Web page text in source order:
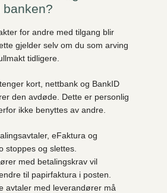
for andre med tilgang blir
gjelder selv om du som arving
tidligere.
kort, nettbank og BankID
den avdøde. Dette er personlig
ikke benyttes av andre.
eFaktura og
stoppes og slettes.
med betalingskrav vil
til papirfaktura i posten.
avtaler med leverandører må